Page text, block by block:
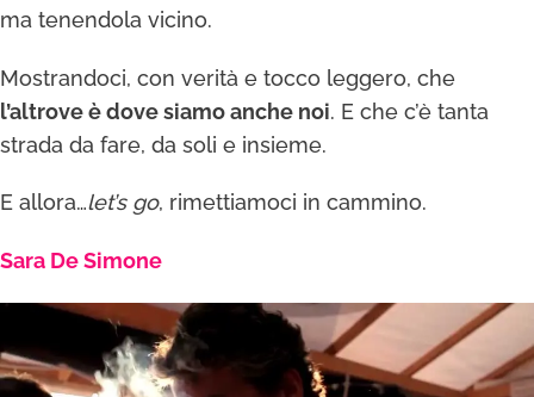
ma tenendola vicino.
Mostrandoci, con verità e tocco leggero, che
l’altrove è dove siamo anche noi. E che c’è tanta
strada da fare, da soli e insieme.
E allora…let’s go, rimettiamoci in cammino.
Sara De Simone